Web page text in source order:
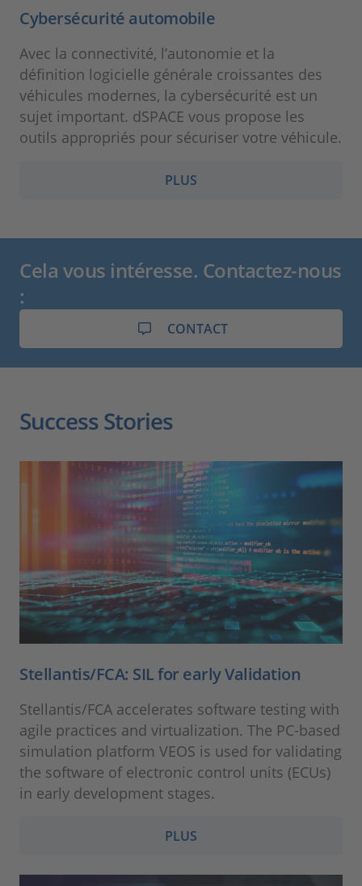
Cybersécurité automobile
Avec la connectivité, l’autonomie et la
définition logicielle générale croissantes des
véhicules modernes, la cybersécurité est un
sujet important. dSPACE vous propose les
outils appropriés pour sécuriser votre véhicule.
PLUS
Cela vous intéresse. Contactez-nous
:
CONTACT
Success Stories
Stellantis/FCA: SIL for early Validation
Stellantis/FCA accelerates software testing with
agile practices and virtualization. The PC-based
simulation platform VEOS is used for validating
the software of electronic control units (ECUs)
in early development stages.
PLUS